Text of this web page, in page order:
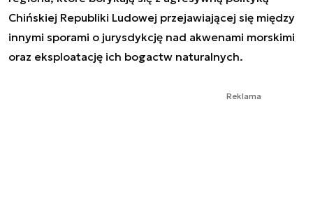
Chińskiej Republiki Ludowej przejawiającej się między
innymi sporami o jurysdykcję nad akwenami morskimi
oraz eksploatację ich bogactw naturalnych.
Reklama